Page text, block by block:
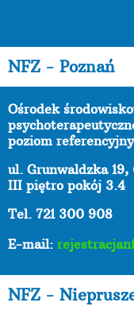
NFZ - Poznań
Ośrodek
poziom referencyjny
ul. Grunwaldzka 19,
III piętro pokój 3.4
Tel. 721 300 908
E-mail:
NFZ -